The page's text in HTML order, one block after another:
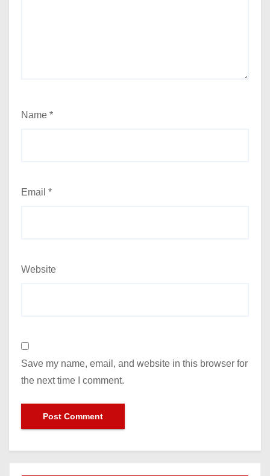
Name *
Email *
Website
Save my name, email, and website in this browser for
the next time I comment.